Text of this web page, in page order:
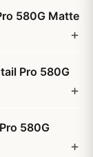
580G Matte
Pro 580G
580G